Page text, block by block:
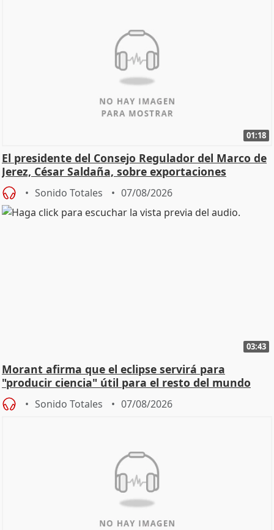
01:18
El presidente del Consejo Regulador del Marco de
Jerez, César Saldaña, sobre exportaciones
Sonido Totales 07/08/2026
03:43
Morant afirma que el eclipse servirá para
"producir ciencia" útil para el resto del mundo
Sonido Totales 07/08/2026